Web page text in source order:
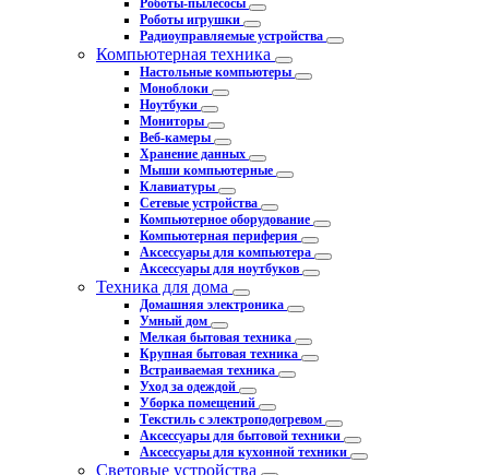
Роботы-пылесосы
Роботы игрушки
Радиоуправляемые устройства
Компьютерная техника
Настольные компьютеры
Моноблоки
Ноутбуки
Мониторы
Веб-камеры
Хранение данных
Мыши компьютерные
Клавиатуры
Сетевые устройства
Компьютерное оборудование
Компьютерная периферия
Аксессуары для компьютера
Аксессуары для ноутбуков
Техника для дома
Домашняя электроника
Умный дом
Мелкая бытовая техника
Крупная бытовая техника
Встраиваемая техника
Уход за одеждой
Уборка помещений
Текстиль с электроподогревом
Аксессуары для бытовой техники
Аксессуары для кухонной техники
Световые устройства